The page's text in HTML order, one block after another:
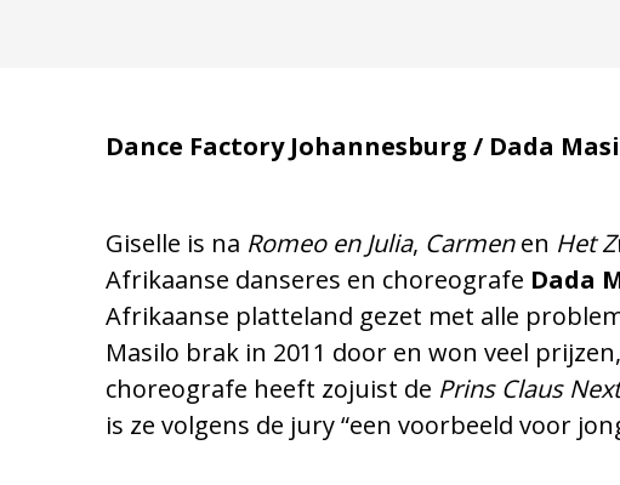
Dance Factory Johannesburg / Dada
Giselle is na Romeo en Julia, Carmenen Het
Afrikaanse danseres en choreografe Dada
Afrikaanse platteland gezet met alle
Masilo brak in 2011 door en won veel
choreografe heeft zojuist de Prins Claus
is ze volgens de jury “een voorbeeld voor